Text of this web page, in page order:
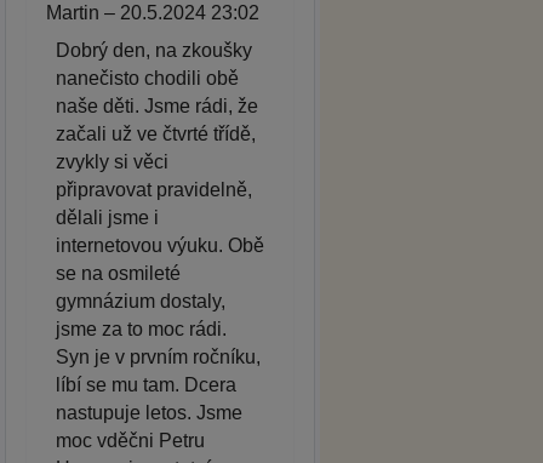
Martin – 20.5.2024 23:02
Dobrý den, na zkoušky
nanečisto chodili obě
naše děti. Jsme rádi, že
začali už ve čtvrté třídě,
zvykly si věci
připravovat pravidelně,
dělali jsme i
internetovou výuku. Obě
se na osmileté
gymnázium dostaly,
jsme za to moc rádi.
Syn je v prvním ročníku,
líbí se mu tam. Dcera
nastupuje letos. Jsme
moc vděčni Petru